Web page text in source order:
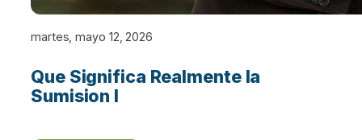
martes, mayo 12, 2026
Que Significa Realmente la
Sumision I